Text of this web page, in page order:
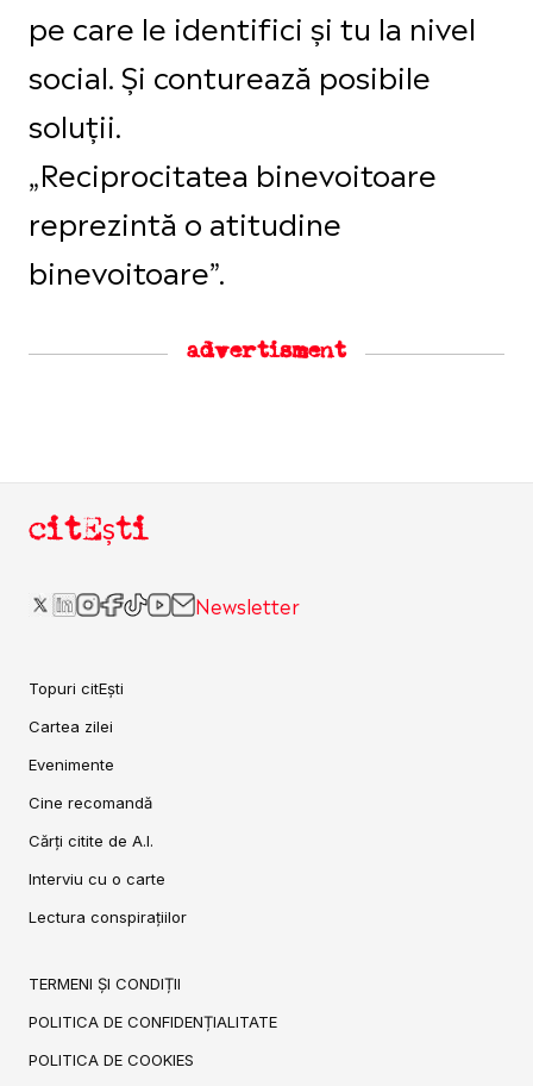
pe care le identifici și tu la nivel
social. Și conturează posibile
soluții.
„Reciprocitatea binevoitoare
reprezintă o atitudine
binevoitoare”.
advertisment
citEști
Newsletter
Topuri citEști
Cartea zilei
Evenimente
Cine recomandă
Cărți citite de A.I.
Interviu cu o carte
Lectura conspirațiilor
TERMENI ȘI CONDIȚII
POLITICA DE CONFIDENȚIALITATE
POLITICA DE COOKIES